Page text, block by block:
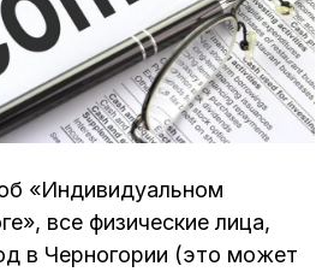
«Индивидуальном
все физические лица,
в Черногории (это может